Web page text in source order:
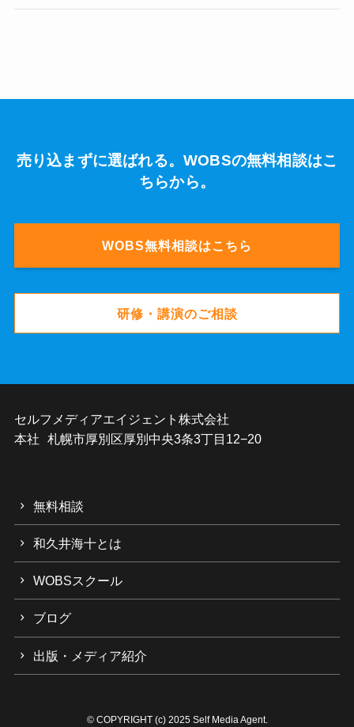
売り込まずに選ばれる。WOBSの無料相談はこ
ちらから。
WOBS無料相談はこちら
研修・講演のご相談
セルフメディアエイジェント株式会社
本社 札幌市厚別区厚別中央3条3丁目12−20
無料相談
和久井海十とは
WOBSスクール
ブログ
出版・メディア紹介
©COPYRIGHT (c) 2025 Self Media Agent.